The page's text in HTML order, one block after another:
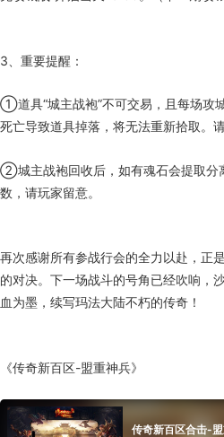
3、重要提醒：
①道具“城主战袍”不可交易，且每场攻
死亡导致道具掉落，将无法重新拾取。
②城主战袍回收后，如有魂石会提取分
数，请玩家留意。
再次感谢所有参战行会的全力以赴，正
的对决。下一场战斗的号角已经吹响，
血为墨，续写玛法大陆不朽的传奇！
《传奇新百区-盟重神兵》
传奇新百区合击-